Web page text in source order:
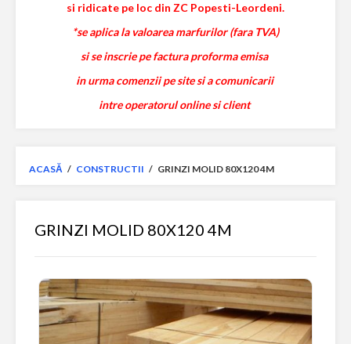
si ridicate pe loc din ZC Popesti-Leordeni.
*se aplica la valoarea marfurilor (fara TVA)
si se inscrie pe factura proforma emisa
in urma comenzii pe site si a comunicarii
intre operatorul online si client
ACASĂ / CONSTRUCTII / GRINZI MOLID 80X120 4M
GRINZI MOLID 80X120 4M